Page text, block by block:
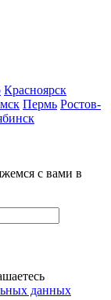
Красноярск
Пермь Ростов-
с вами в
данных